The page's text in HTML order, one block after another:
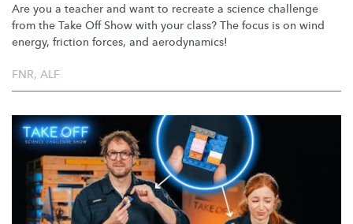
Are you a teacher and want to recreate a science challenge
from the Take Off Show with your class? The focus is on wind
energy, friction forces, and aerodynamics!
FNR, ALF